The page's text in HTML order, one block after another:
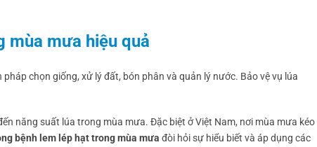
mùa mưa hiệu quả
chọn giống, xử lý đất, bón phân và quản lý nước. Bảo vệ vụ lúa
năng suất lúa trong mùa mưa. Đặc biệt ở Việt Nam, nơi mùa mưa kéo
bệnh lem lép hạt trong mùa mưa đòi hỏi sự hiểu biết và áp dụng các